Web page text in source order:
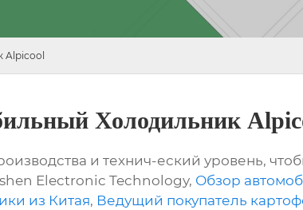
Холодильник
и технич-еский уровень,
Electronic Technology, Обзор
из Китая, Ведущий покупатель